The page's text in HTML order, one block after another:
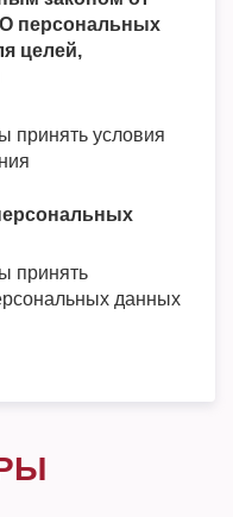
персональных
целей,
принять условия
принять
данных